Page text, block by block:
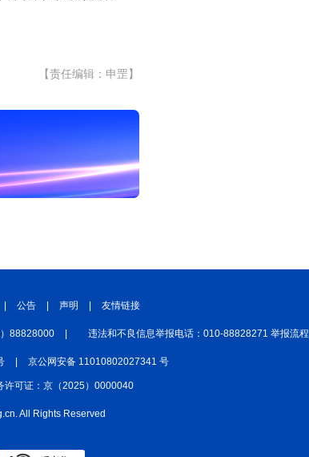
【责任编辑：申罡】
公告 声明 友情链接
88828000 违法和不良信息举报电话：010-88828271 举报流程
京公网安备 11010802027341 号
许可证：京（2025）0000040
All Rights Reserved